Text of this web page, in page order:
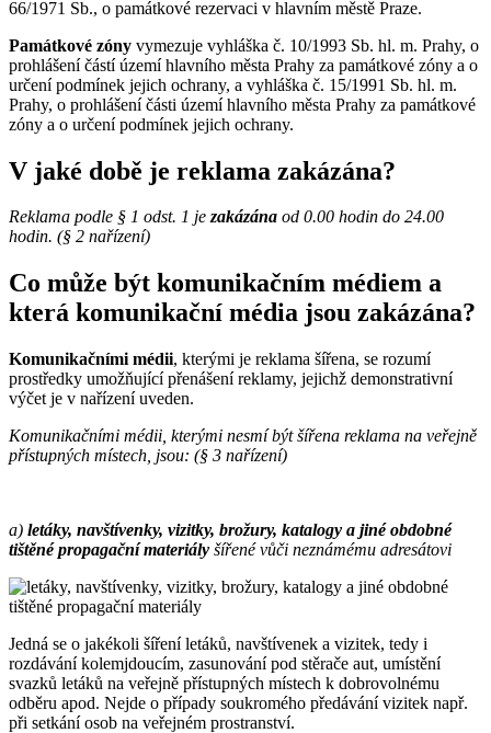
66/1971 Sb., o památkové rezervaci v hlavním městě Praze.
Památkové zóny vymezuje vyhláška č. 10/1993 Sb. hl. m. Prahy, o
prohlášení částí území hlavního města Prahy za památkové zóny a o
určení podmínek jejich ochrany, a vyhláška č. 15/1991 Sb. hl. m.
Prahy, o prohlášení části území hlavního města Prahy za památkové
zóny a o určení podmínek jejich ochrany.
V jaké době je reklama zakázána?
Reklama podle § 1 odst. 1 jezakázána od 0.00 hodin do 24.00
hodin. (§ 2 nařízení)
Co může být komunikačním médiem a
která komunikační média jsou zakázána?
Komunikačními médii, kterými je reklama šířena, se rozumí
prostředky umožňující přenášení reklamy, jejichž demonstrativní
výčet je v nařízení uveden.
Komunikačními médii, kterými nesmí být šířena reklama na veřejně
přístupných místech, jsou: (§ 3 nařízení)
a) letáky, navštívenky, vizitky, brožury, katalogy a jiné obdobné
tištěné propagační materiály šířené vůči neznámému adresátovi
Jedná se o jakékoli šíření letáků, navštívenek a vizitek, tedy i
rozdávání kolemjdoucím, zasunování pod stěrače aut, umístění
svazků letáků na veřejně přístupných místech k dobrovolnému
odběru apod. Nejde o případy soukromého předávání vizitek např.
při setkání osob na veřejném prostranství.